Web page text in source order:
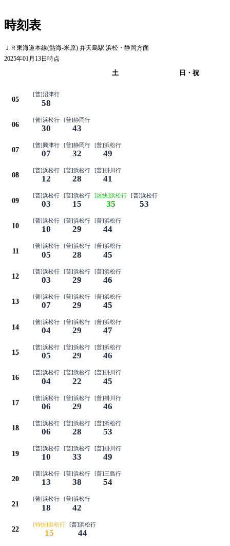
時刻表
ＪＲ東海道本線(熱海-米原) 弁天島駅 浜松・静岡方面
2025年01月13日時点
土 日・祝
05
[普]沼津行
58
06
[普]浜松行
30
[普]静岡行
43
07
[普]興津行
07
[普]静岡行
32
[普]浜松行
49
08
[普]浜松行
12
[普]浜松行
28
[普]掛川行
41
09
[普]浜松行
03
[普]浜松行
15
[区快]浜松行
35
[普]浜松行
53
10
[普]浜松行
10
[普]浜松行
29
[普]浜松行
44
11
[普]浜松行
05
[普]浜松行
28
[普]浜松行
45
12
[普]浜松行
03
[普]浜松行
29
[普]浜松行
46
13
[普]浜松行
07
[普]浜松行
29
[普]浜松行
45
14
[普]浜松行
04
[普]浜松行
29
[普]浜松行
47
15
[普]浜松行
05
[普]浜松行
29
[普]浜松行
46
16
[普]浜松行
04
[普]浜松行
22
[普]掛川行
45
17
[普]浜松行
06
[普]浜松行
29
[普]掛川行
46
18
[普]浜松行
06
[普]浜松行
28
[普]浜松行
53
19
[普]浜松行
10
[普]浜松行
33
[普]掛川行
49
20
[普]浜松行
13
[普]浜松行
38
[普]三島行
54
21
[普]浜松行
18
[普]浜松行
42
22
[特快]浜松行
15
[普]浜松行
44